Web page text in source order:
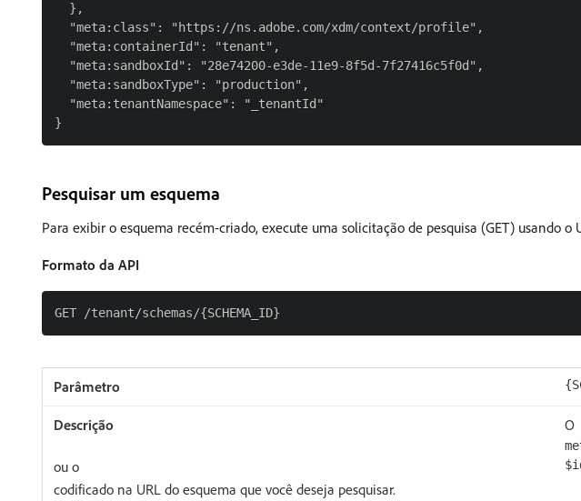
  },
  "meta:class": "https://ns.adobe.com/xdm/context/profile",
  "meta:containerId": "tenant",
  "meta:sandboxId": "28e74200-e3de-11e9-8f5d-7f27416c5f0d",
  "meta:sandboxType": "production",
  "meta:tenantNamespace": "_tenantId"
Pesquisar um esquema
Para exibir o esquema recém-criado, execute uma solicitação de pesquisa (GET) usando o
Formato da API
O
ou o
codificado na URL do esquema que você deseja pesquisar.